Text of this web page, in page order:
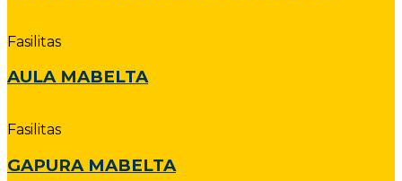
Fasilitas
AULA MABELTA
Fasilitas
GAPURA MABELTA